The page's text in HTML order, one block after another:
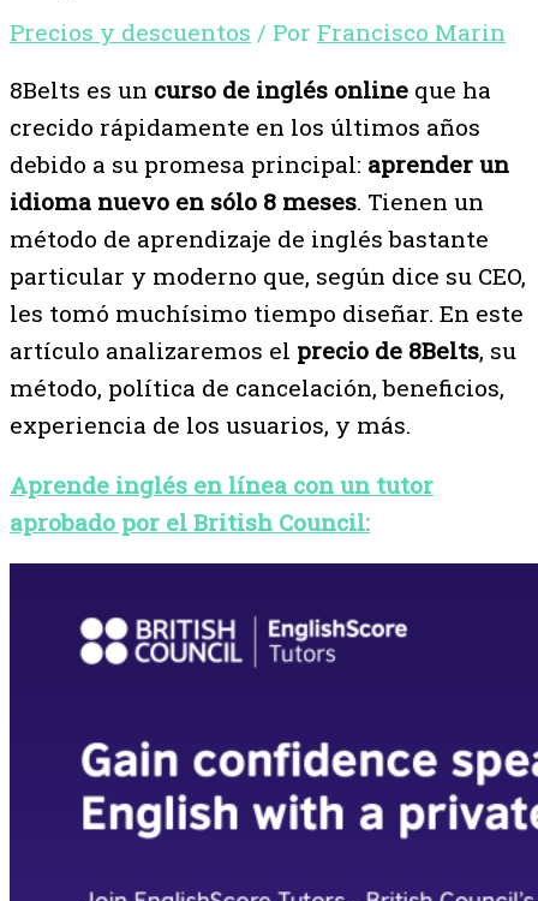
Precios y descuentos / Por Francisco Marin
8Belts es un curso de inglés online que ha
crecido rápidamente en los últimos años
debido a su promesa principal: aprender un
idioma nuevo en sólo 8 meses. Tienen un
método de aprendizaje de inglés bastante
particular y moderno que, según dice su CEO,
les tomó muchísimo tiempo diseñar. En este
artículo analizaremos el precio de 8Belts, su
método, política de cancelación, beneficios,
experiencia de los usuarios, y más.
Aprende inglés en línea con un tutor
aprobado por el British Council: